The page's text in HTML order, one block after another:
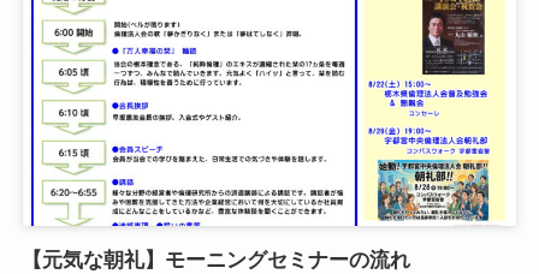
【元気な朝礼】モーニングセミナーの流れ